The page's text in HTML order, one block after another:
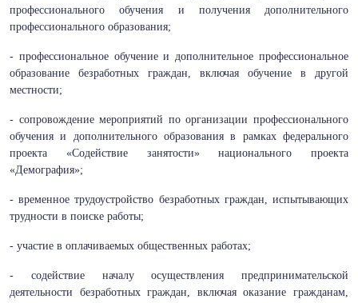
профессионального обучения и получения дополнительного
профессионального образования;
- профессиональное обучение и дополнительное профессиональное
образование безработных граждан, включая обучение в другой
местности;
- сопровождение мероприятий по организации профессионального
обучения и дополнительного образования в рамках федерального
проекта «Содействие занятости» национального проекта
«Демография»;
- временное трудоустройство безработных граждан, испытывающих
трудности в поиске работы;
- участие в оплачиваемых общественных работах;
- содействие началу осуществления предпринимательской
деятельности безработных граждан, включая оказание гражданам,